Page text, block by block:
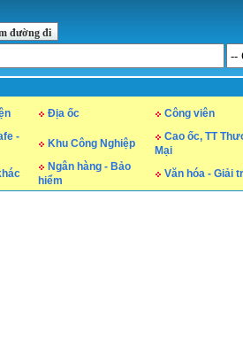
đường đi
Địa ốc Công viên
-
Khu Công Nghiệp
Cao ốc, TT
Mại
Ngân hàng - Bảo
hiểm
Văn hóa - Giải